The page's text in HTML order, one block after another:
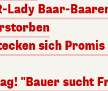
Lady Baar-
sich
"Bauer sucht